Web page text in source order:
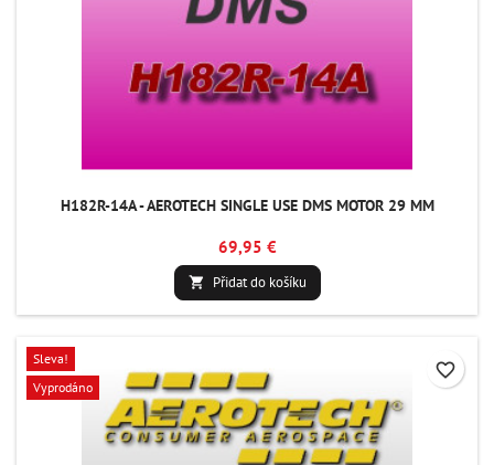
H182R-14A - AEROTECH SINGLE USE DMS MOTOR 29 MM
69,95 €
 Přidat do košíku
Sleva!
Vyprodáno
favorite_border